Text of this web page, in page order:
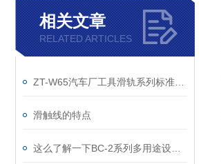
相关文章
RELATED ARTICLES
滑触线的特点